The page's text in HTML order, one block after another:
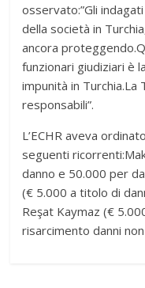
osservato:”Gli
della società in
ancora
funzionari giudiziari è
impunità in
responsabili”.
L’ECHR aveva
seguenti
danno e 50.000 per
(€ 5.000 a titolo di
Reşat Kaymaz (€
risarcimento danni